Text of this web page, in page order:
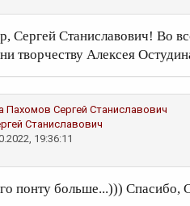
Сергей Станиславович! Во
творчеству Алексея
Пахомов Сергей Станиславович
Станиславович
19:36:11
понту больше...))) Спасибо,